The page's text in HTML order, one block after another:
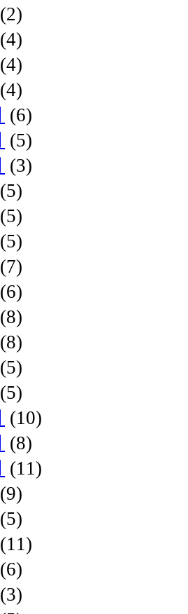
(2)
(4)
(4)
(4)
(6)
(5)
(3)
(5)
(5)
(5)
(7)
(6)
(8)
(8)
(5)
(5)
(10)
(8)
(11)
(9)
(5)
(11)
(6)
(3)